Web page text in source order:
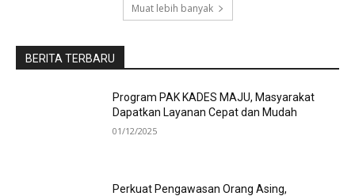
Muat lebih banyak
BERITA TERBARU
Program PAK KADES MAJU, Masyarakat
Dapatkan Layanan Cepat dan Mudah
01/12/2025
Perkuat Pengawasan Orang Asing,